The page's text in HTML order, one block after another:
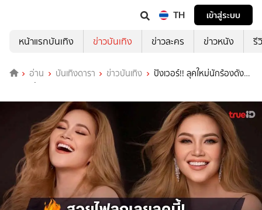
TH
เข้าสู่ระบบ
หน้าแรกบันเทิง
ข่าวบันเทิง ข่าวละคร ข่าวหนัง รี
อ่าน บันเทิงดารา ข่าวบันเทิง
ปังเวอร์!! ลุคใหม่นักร้องดัง
“ทาทา ยัง”